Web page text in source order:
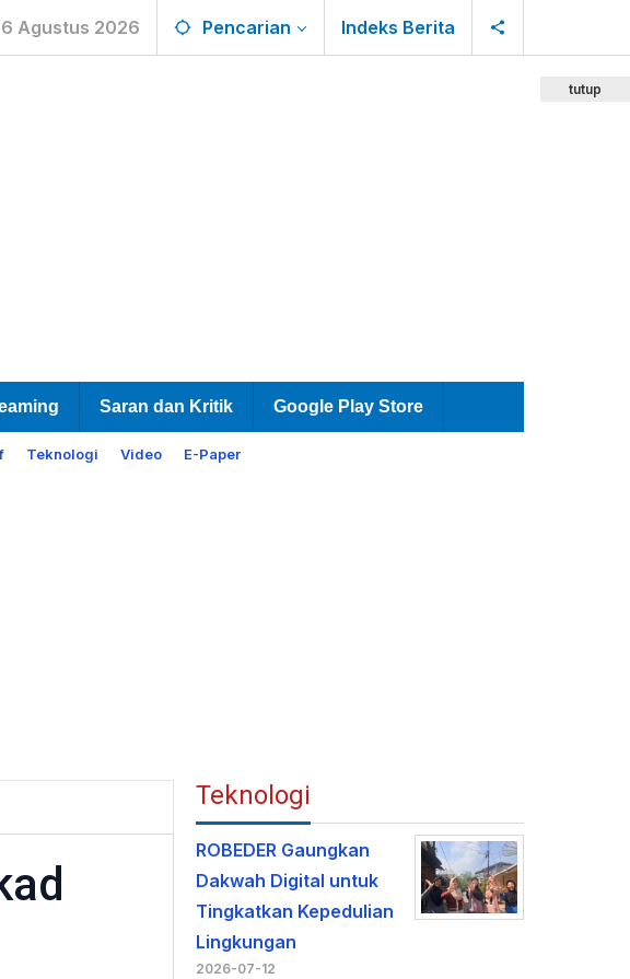
Agustus 2026 Pencarian Indeks Berita
Saran dan Kritik Google Play Store
Teknologi Video E-Paper
tutup
Teknologi
ROBEDER Gaungkan
Dakwah Digital untuk
Tingkatkan Kepedulian
Lingkungan
2026-07-12